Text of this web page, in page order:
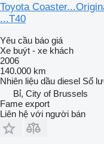
Toyota
...T40
Yêu cầu báo giá
Xe buýt - xe khách
2006
140.000 km
Nhiên liệu dầu diesel Số
Bỉ, City of Brussels
Fame export
Liên hệ với người bán